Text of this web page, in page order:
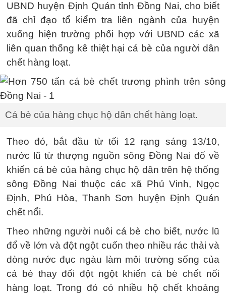
UBND huyện Định Quán tỉnh Đồng Nai, cho biết
đã chỉ đạo tổ kiểm tra liên ngành của huyện
xuống hiện trường phối hợp với UBND các xã
liên quan thống kê thiệt hại cá bè của người dân
chết hàng loạt.
Cá bè của hàng chục hộ dân chết hàng loạt.
Theo đó, bắt đầu từ tối 12 rạng sáng 13/10,
nước lũ từ thượng nguồn sông Đồng Nai đổ về
khiến cá bè của hàng chục hộ dân trên hệ thống
sông Đồng Nai thuộc các xã Phú Vinh, Ngọc
Định, Phú Hòa, Thanh Sơn huyện Định Quán
chết nổi.
Theo những người nuôi cá bè cho biết, nước lũ
đổ về lớn và đột ngột cuốn theo nhiều rác thải và
dòng nước đục ngàu làm môi trường sống của
cá bè thay đổi đột ngột khiến cá bè chết nổi
hàng loạt. Trong đó có nhiều hộ chết khoảng